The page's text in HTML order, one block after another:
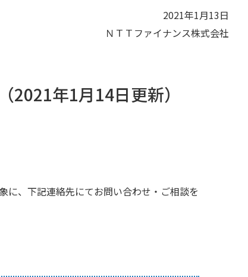
2021年1月13日
ＮＴＴファイナンス株式会社
2021年1月14日更新）
に、下記連絡先にてお問い合わせ・ご相談を